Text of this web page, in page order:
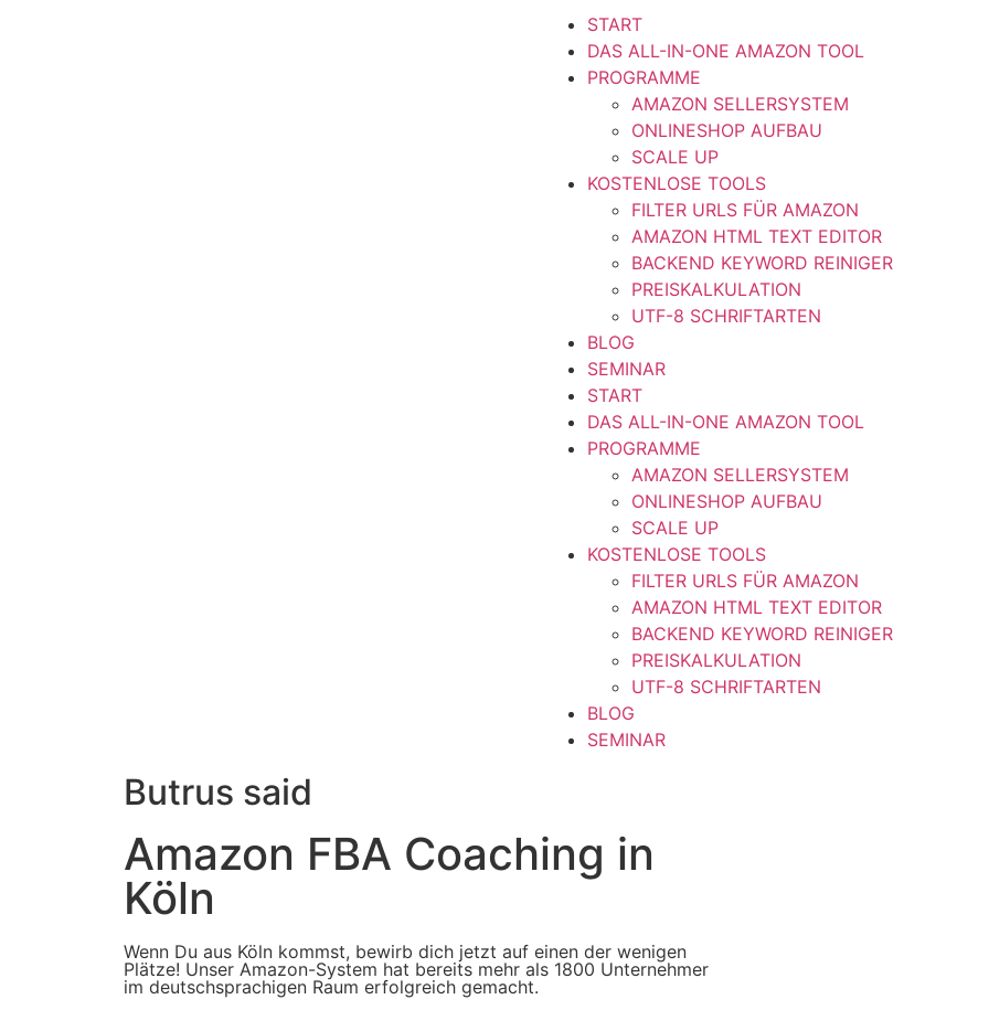
START
DAS ALL-IN-ONE AMAZON TOOL
PROGRAMME
AMAZON SELLERSYSTEM
ONLINESHOP AUFBAU
SCALE UP
KOSTENLOSE TOOLS
FILTER URLS FÜR AMAZON
AMAZON HTML TEXT EDITOR
BACKEND KEYWORD REINIGER
PREISKALKULATION
UTF-8 SCHRIFTARTEN
BLOG
SEMINAR
START
DAS ALL-IN-ONE AMAZON TOOL
PROGRAMME
AMAZON SELLERSYSTEM
ONLINESHOP AUFBAU
SCALE UP
KOSTENLOSE TOOLS
FILTER URLS FÜR AMAZON
AMAZON HTML TEXT EDITOR
BACKEND KEYWORD REINIGER
PREISKALKULATION
UTF-8 SCHRIFTARTEN
BLOG
SEMINAR
Butrus said
Amazon FBA Coaching in
Köln
Wenn Du aus Köln kommst, bewirb dich jetzt auf einen der wenigen
Plätze! Unser Amazon-System hat bereits mehr als 1800 Unternehmer
im deutschsprachigen Raum erfolgreich gemacht.